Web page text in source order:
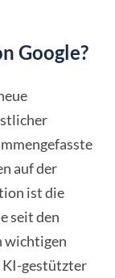
Google?
auf der
ist die
seit den
wichtigen
KI-gestützter